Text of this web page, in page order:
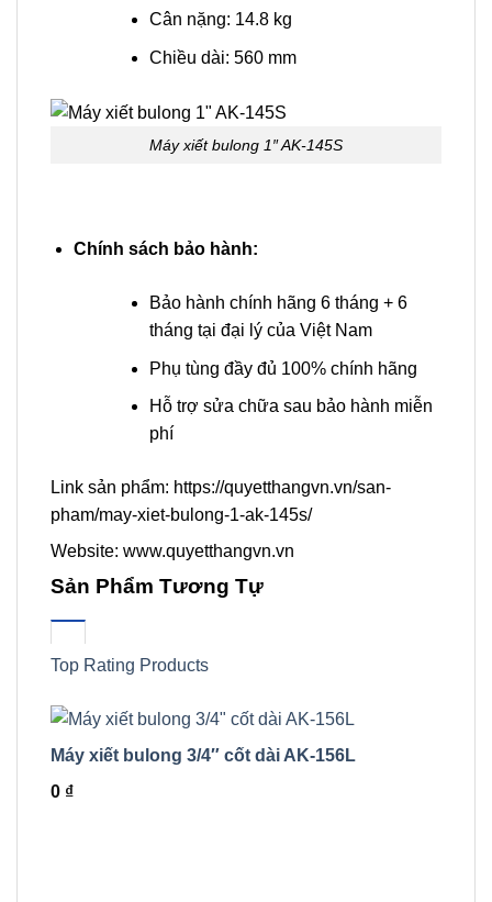
Cân nặng: 14.8 kg
Chiều dài: 560 mm
Máy xiết bulong 1″ AK-145S
Chính sách bảo hành:
Bảo hành chính hãng 6 tháng + 6
tháng tại đại lý của Việt Nam
Phụ tùng đầy đủ 100% chính hãng
Hỗ trợ sửa chữa sau bảo hành miễn
phí
Link sản phẩm: https://quyetthangvn.vn/san-
pham/may-xiet-bulong-1-ak-145s/
Website: www.quyetthangvn.vn
Sản Phẩm Tương Tự
Top Rating Products
Máy xiết bulong 3/4″ cốt dài AK-156L
0 ₫